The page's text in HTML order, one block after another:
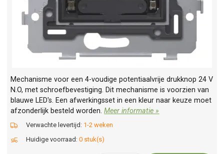
Mechanisme voor een 4-voudige potentiaalvrije drukknop 24 V
N.O, met schroefbevestiging. Dit mechanisme is voorzien van
blauwe LED's. Een afwerkingsset in een kleur naar keuze moet
afzonderlijk besteld worden.Meer informatie »
Verwachte levertijd: 1-2 weken
Huidige voorraad: 0 stuk(s)